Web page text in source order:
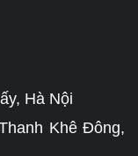
Hà Nội
Khê Đông,